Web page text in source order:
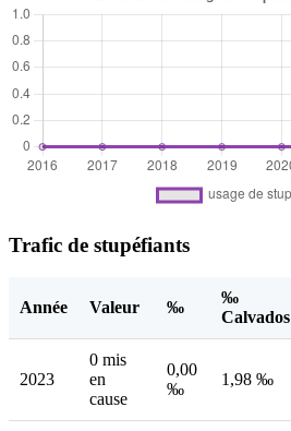
Trafic de stupéfiants
Année Valeur ‰
‰
Calvados
2023
0 mis
en
cause
0,00
‰
1,98 ‰